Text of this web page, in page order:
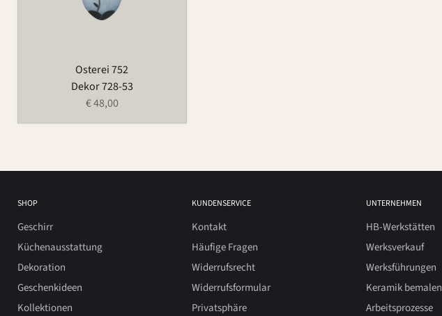
Osterei 752
Dekor 728-53
€ 48,00
SHOP
Geschirr
Küchenausstattung
Dekoration
Geschenkideen
Kollektionen
KUNDENSERVICE
Kontakt
Häufige Fragen
Widerrufsrecht
Widerrufsformular
Privatsphäre
UNTERNEHMEN
HB-Werkstätten
Werksverkauf
Werksführungen
Keramik bemalen
Arbeitsprozesse